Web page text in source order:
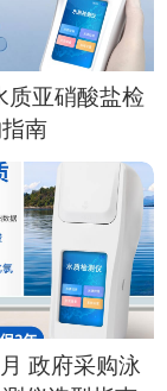
质亚硝酸盐检
南
政府采购泳